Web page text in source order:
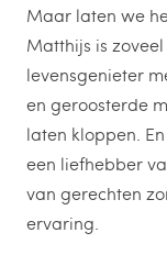
Maar laten we
Matthijs is
levensgenieter
en geroosterde
laten kloppen.
een liefhebber
van gerechten
ervaring.